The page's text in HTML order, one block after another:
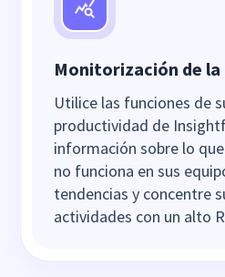
Monitorización de
Utilice las funciones de
productividad de
información sobre lo
no funciona en sus
tendencias y concentre
actividades con un alto